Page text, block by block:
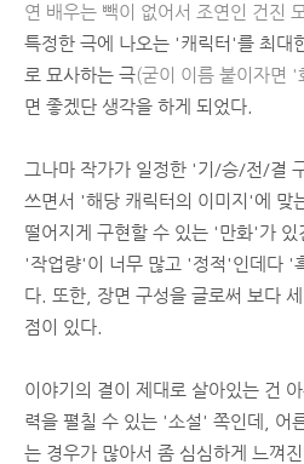
연 배우는 빽이 없어서 조연인 건진
특정한 극에 나오는 '캐릭터'를 최대
로 묘사하는 극(굳이 이름 붙이자면 '
면 좋겠단 생각을 하게 되었다.
그나마 작가가 일정한 '기/승/전/결
쓰면서 '해당 캐릭터의 이미지'에 맞
떨어지게 구현할 수 있는 '만화'가 있
'작업량'이 너무 많고 '정적'인데다 '
다. 또한, 장면 구성을 글로써 보다
점이 있다.
이야기의 결이 제대로 살아있는 건
력을 펼칠 수 있는 '소설' 쪽인데, 어
는 경우가 많아서 좀 심심하게 느껴